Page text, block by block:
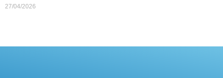
27/04/2026